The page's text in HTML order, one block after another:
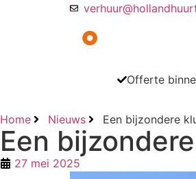
Offerte
Home Nieuws Een bijzondere
Een
27 mei 2025